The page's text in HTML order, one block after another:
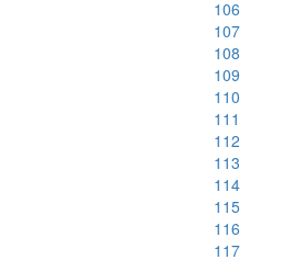
106
107
108
109
110
111
112
113
114
115
116
117